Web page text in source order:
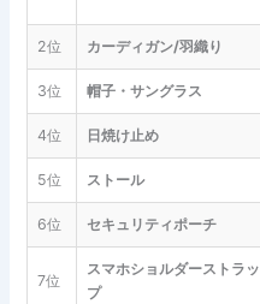
2位 カーディガン/羽織り
3位 帽子・サングラス
4位 日焼け止め
5位 ストール
6位 セキュリティポーチ
7位
スマホショルダーストラッ
プ